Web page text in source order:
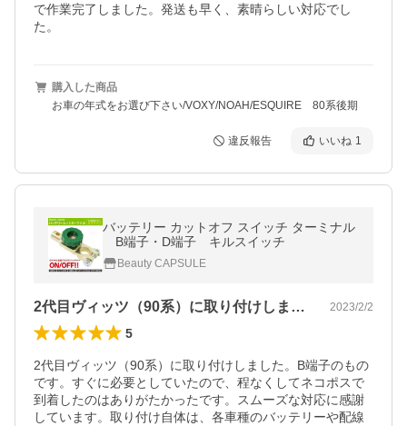
で作業完了しました。発送も早く、素晴らしい対応でし
た。
購入した商品
お車の年式をお選び下さい/VOXY/NOAH/ESQUIRE 80系後期
違反報告 いいね 1
バッテリー カットオフ スイッチ ターミナル
B端子・D端子 キルスイッチ
Beauty CAPSULE
2代目ヴィッツ（90系）に取り付けしま… 2023/2/2
5
2代目ヴィッツ（90系）に取り付けしました。B端子のもの
です。すぐに必要としていたので、程なくしてネコポスで
到着したのはありがたかったです。スムーズな対応に感謝
しています。取り付け自体は、各車種のバッテリーや配線